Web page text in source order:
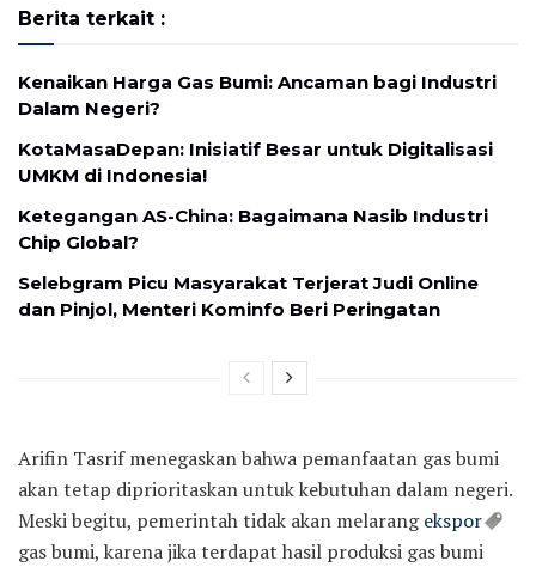
Berita terkait :
Kenaikan Harga Gas Bumi: Ancaman bagi Industri
Dalam Negeri?
KotaMasaDepan: Inisiatif Besar untuk Digitalisasi
UMKM di Indonesia!
Ketegangan AS-China: Bagaimana Nasib Industri
Chip Global?
Selebgram Picu Masyarakat Terjerat Judi Online
dan Pinjol, Menteri Kominfo Beri Peringatan
Arifin Tasrif menegaskan bahwa pemanfaatan gas bumi
akan tetap diprioritaskan untuk kebutuhan dalam negeri.
Meski begitu, pemerintah tidak akan melarangekspor
gas bumi, karena jika terdapat hasil produksi gas bumi